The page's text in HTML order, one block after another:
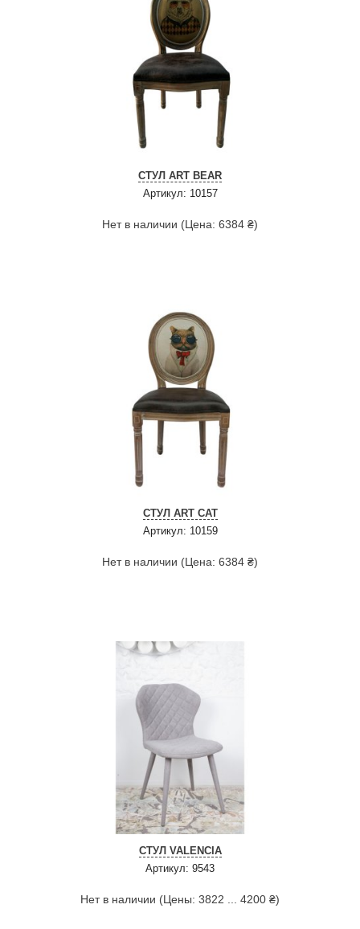
СТУЛ ART BEAR
Артикул: 10157
Нет в наличии (Цена: 6384 ₴)
СТУЛ ART CAT
Артикул: 10159
Нет в наличии (Цена: 6384 ₴)
СТУЛ VALENCIA
Артикул: 9543
Нет в наличии (Цены: 3822 ... 4200 ₴)